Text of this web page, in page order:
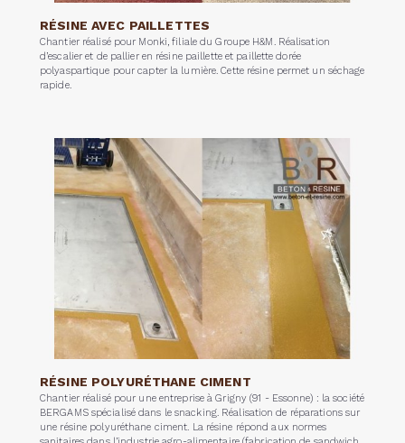
RÉSINE AVEC PAILLETTES
Chantier réalisé pour Monki, filiale du Groupe H&M. Réalisation
d’escalier et de pallier en résine paillette et paillette dorée
polyaspartique pour capter la lumière. Cette résine permet un séchage
rapide.
RÉSINE POLYURÉTHANE CIMENT
Chantier réalisé pour une entreprise à Grigny (91 - Essonne) : la société
BERGAMS spécialisé dans le snacking. Réalisation de réparations sur
une résine polyuréthane ciment. La résine répond aux normes